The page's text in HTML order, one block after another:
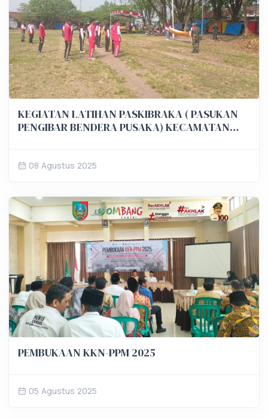
KEGIATAN LATIHAN PASKIBRAKA ( PASUKAN
PENGIBAR BENDERA PUSAKA) KECAMATAN
08 Agustus 2025
PEMBUKAAN KKN-PPM 2025
05 Agustus 2025